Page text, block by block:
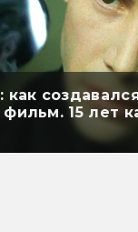
как
15 лет